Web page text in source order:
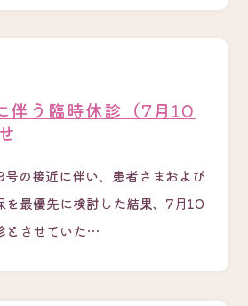
伴う臨時休診（7月10
の接近に伴い、患者さまおよび
を最優先に検討した結果、7月10
とさせていた…